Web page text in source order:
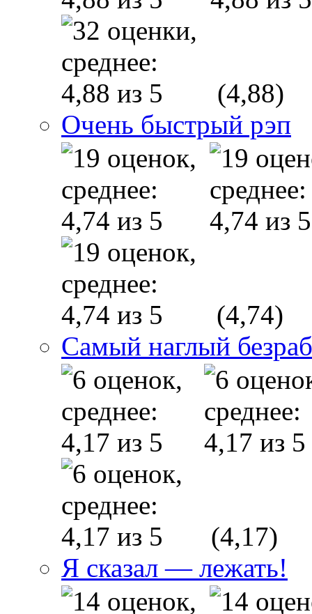
(4,88)
Очень быстрый рэп
(4,74)
Самый наглый
(4,17)
Я сказал — лежать!